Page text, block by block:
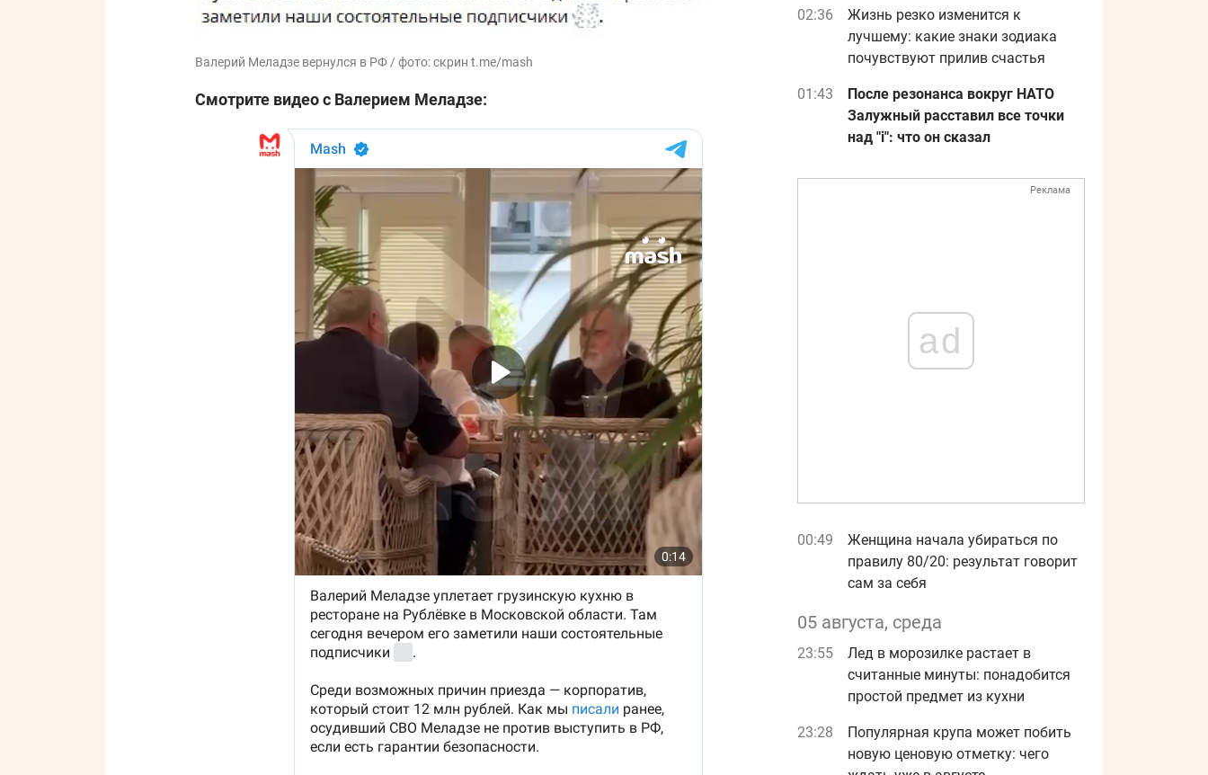
Валерий Меладзе вернулся в РФ / фото: скрин t.me/mash
Смотрите видео с Валерием Меладзе:
02:36
Жизнь резко изменится к
лучшему: какие знаки зодиака
почувствуют прилив счастья
01:43
После резонанса вокруг НАТО
Залужный расставил все точки
над "i": что он сказал
Реклама
ad
00:49
Женщина начала убираться по
правилу 80/20: результат говорит
сам за себя
05 августа, среда
23:55
Лед в морозилке растает в
считанные минуты: понадобится
простой предмет из кухни
23:28
Популярная крупа может побить
новую ценовую отметку: чего